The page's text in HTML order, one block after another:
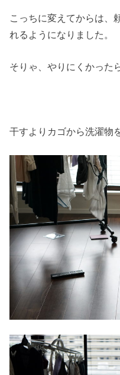
こっちに変えてからは、
れるようになりました。
そりゃ、やりにくかった
干すよりカゴから洗濯物